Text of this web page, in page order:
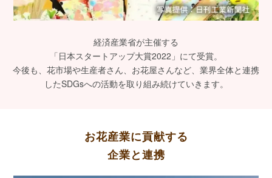
経済産業省が主催する
「日本スタートアップ大賞2022」にて受賞。
今後も、花市場や生産者さん、お花屋さんなど、業界全体と連携
したSDGsへの活動を取り組み続けていきます。
お花産業に貢献する
企業と連携